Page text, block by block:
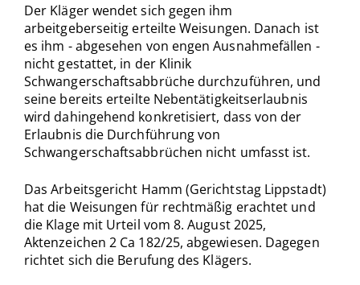
Der Kläger wendet sich gegen ihm
arbeitgeberseitig erteilte Weisungen. Danach ist
es ihm - abgesehen von engen Ausnahmefällen -
nicht gestattet, in der Klinik
Schwangerschaftsabbrüche durchzuführen, und
seine bereits erteilte Nebentätigkeitserlaubnis
wird dahingehend konkretisiert, dass von der
Erlaubnis die Durchführung von
Schwangerschaftsabbrüchen nicht umfasst ist.
Das Arbeitsgericht Hamm (Gerichtstag Lippstadt)
hat die Weisungen für rechtmäßig erachtet und
die Klage mit Urteil vom 8. August 2025,
Aktenzeichen 2 Ca 182/25, abgewiesen. Dagegen
richtet sich die Berufung des Klägers.